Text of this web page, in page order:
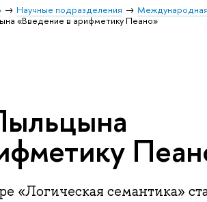
Научные подразделения
«Введение в арифметику Пеано»
«Логическая семантика»